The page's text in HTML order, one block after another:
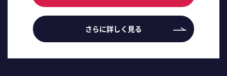
さらに詳しく見る